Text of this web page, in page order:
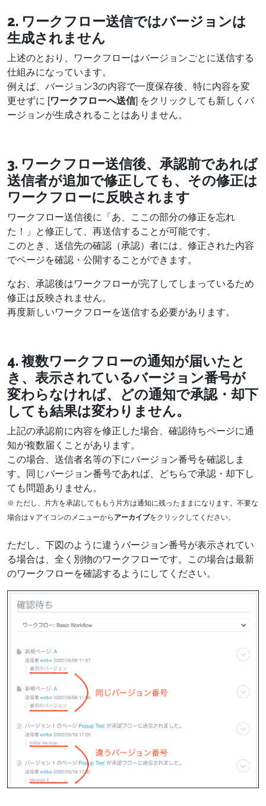
2. ワークフロー送信ではバージョンは
生成されません
上述のとおり、ワークフローはバージョンごとに送信する
仕組みになっています。
例えば、バージョン3の内容で一度保存後、特に内容を変
更せずに [ワークフローへ送信] をクリックしても新しくバ
ージョンが生成されることはありません。
3. ワークフロー送信後、承認前であれば
送信者が追加で修正しても、その修正は
ワークフローに反映されます
ワークフロー送信後に「あ、ここの部分の修正を忘れ
た！」と修正して、再送信することが可能です。
このとき、送信先の確認（承認）者には、修正された内容
でページを確認・公開することができます。
なお、承認後はワークフローが完了してしまっているため
修正は反映されません。
再度新しいワークフローを送信する必要があります。
4. 複数ワークフローの通知が届いたと
き、表示されているバージョン番号が
変わらなければ、どの通知で承認・却下
しても結果は変わりません。
上記の承認前に内容を修正した場合、確認待ちページに通
知が複数届くことがあります。
この場合、送信者名等の下にバージョン番号を確認しま
す。同じバージョン番号であれば、どちらで承認・却下し
ても問題ありません。
※ ただし、片方を承認してももう片方は通知に残ったままになります。不要な
場合は v アイコンのメニューから アーカイブをクリックしてください。
ただし、下図のように違うバージョン番号が表示されてい
る場合は、全く別物のワークフローです。この場合は最新
のワークフローを確認するようにしてください。